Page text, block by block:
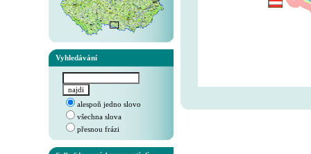
Vyhledávání
alespoň jedno slovo
všechna slova
přesnou frázi